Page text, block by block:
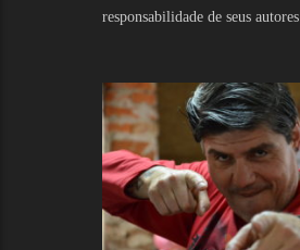
responsabilidade de seus autores